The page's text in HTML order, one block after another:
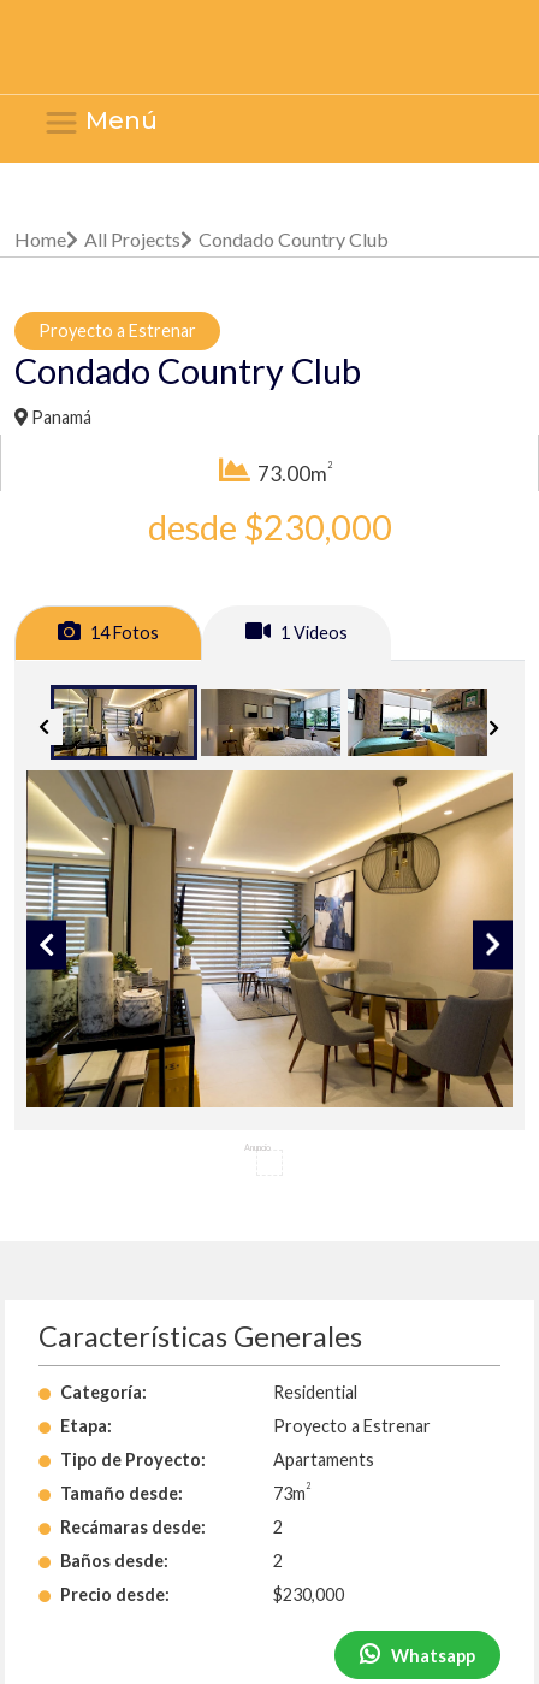
Menú
Home All Projects Condado Country Club
Proyecto a Estrenar
Condado Country Club
Panamá
73.00m 2
desde $230,000
14 Fotos 1 Videos
Anuncio
Características Generales
Categoría:
Residential
Etapa:
Proyecto a Estrenar
Tipo de Proyecto:
Apartaments
Tamaño desde:
73m 2
Recámaras desde:
2
Baños desde:
2
Precio desde:
$230,000
Whatsapp